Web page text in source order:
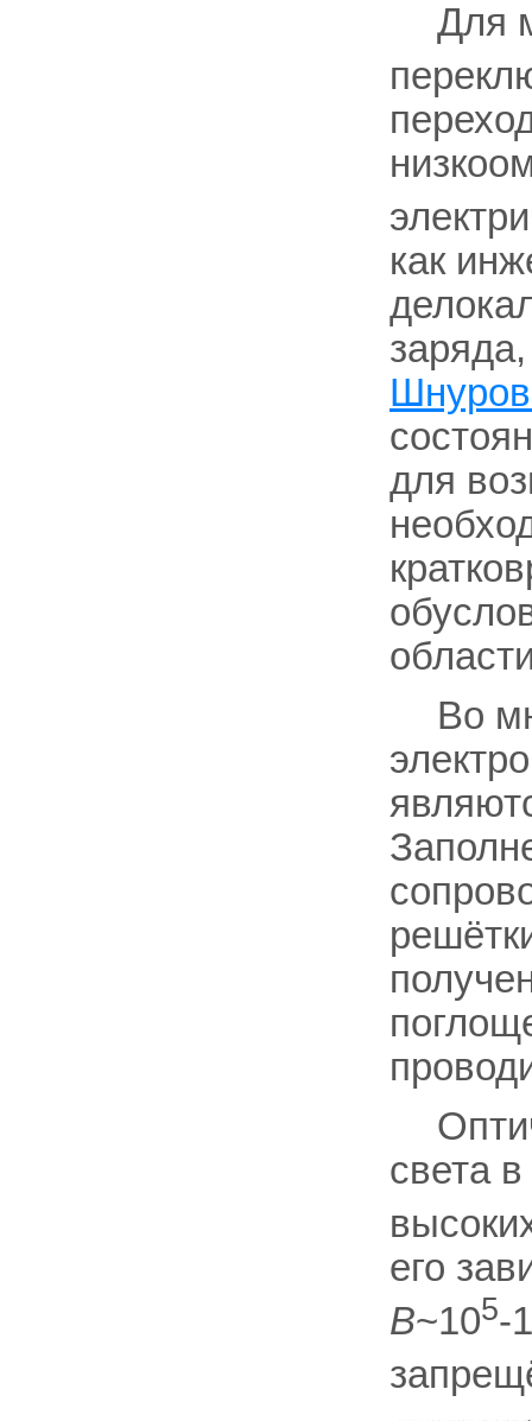
Для
как
для
Во
света
его
В~105-